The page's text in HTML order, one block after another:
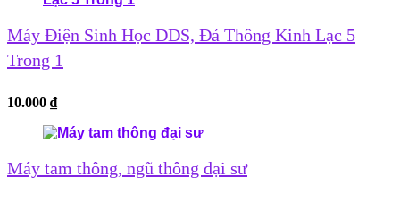
Máy Điện Sinh Học DDS, Đả Thông Kinh Lạc 5
Trong 1
10.000 ₫
Máy tam thông, ngũ thông đại sư